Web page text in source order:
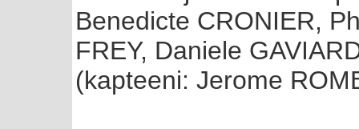
Benedicte CRONIER,
FREY, Daniele
(kapteeni: Jerome